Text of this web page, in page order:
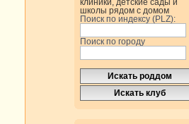
клиники, детские сады и
школы рядом с домом
Поиск по индексу (PLZ):
Поиск по городу